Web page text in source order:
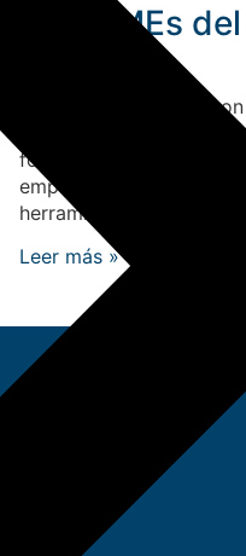
las PyMEs
La Federación, junto
Salvador, presenta una
formación de excelencia
empresarios hoteleros y
herramientas de
Leer más »